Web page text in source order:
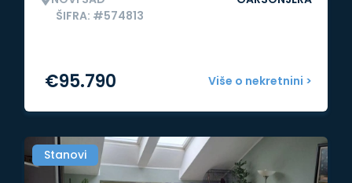
ŠIFRA: #574813
Više o nekretnini >
€95.790
Stanovi